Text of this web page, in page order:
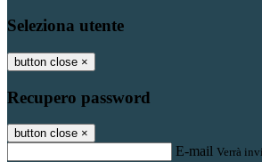
Seleziona utente
button close ×
Recupero password
button close ×
E-mail Verrà